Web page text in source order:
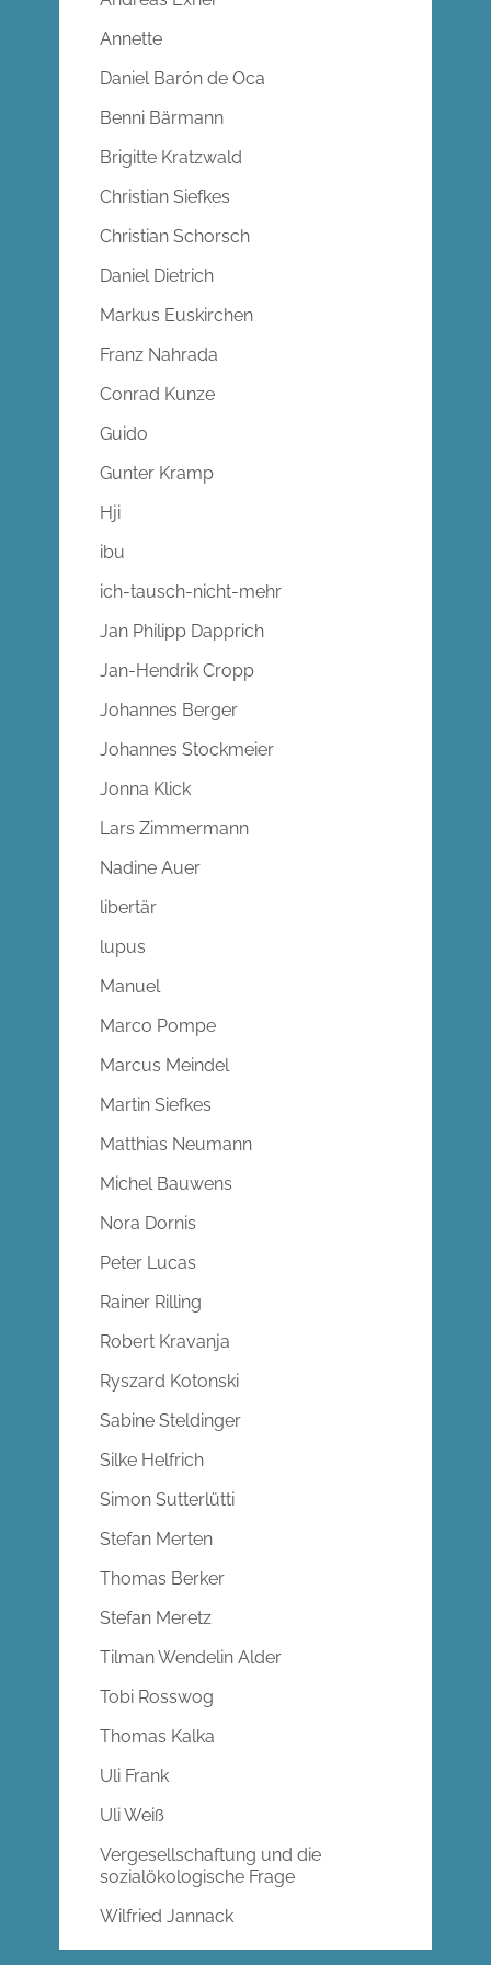
Annette
Daniel Barón de Oca
Benni Bärmann
Brigitte Kratzwald
Christian Siefkes
Christian Schorsch
Daniel Dietrich
Markus Euskirchen
Franz Nahrada
Conrad Kunze
Guido
Gunter Kramp
Hji
ibu
ich-tausch-nicht-mehr
Jan Philipp Dapprich
Jan-Hendrik Cropp
Johannes Berger
Johannes Stockmeier
Jonna Klick
Lars Zimmermann
Nadine Auer
libertär
lupus
Manuel
Marco Pompe
Marcus Meindel
Martin Siefkes
Matthias Neumann
Michel Bauwens
Nora Dornis
Peter Lucas
Rainer Rilling
Robert Kravanja
Ryszard Kotonski
Sabine Steldinger
Silke Helfrich
Simon Sutterlütti
Stefan Merten
Thomas Berker
Stefan Meretz
Tilman Wendelin Alder
Tobi Rosswog
Thomas Kalka
Uli Frank
Uli Weiß
Vergesellschaftung und die
sozialökologische Frage
Wilfried Jannack